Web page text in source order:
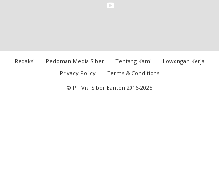
Redaksi Pedoman Media Siber Tentang Kami
Lowongan Kerja
Privacy Policy
Terms & Conditions
© PT Visi Siber Banten 2016-2025